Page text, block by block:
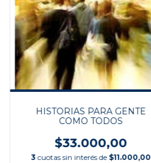
HISTORIAS PARA GENTE
COMO TODOS
$33.000,00
3 cuotas sin interés de $11.000,00